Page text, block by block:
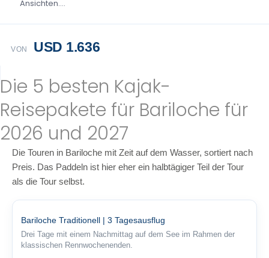
Ansichten....
VON USD 1.636
Die 5 besten Kajak-
Reisepakete für Bariloche für
2026 und 2027
Die Touren in Bariloche mit Zeit auf dem Wasser, sortiert nach
Preis. Das Paddeln ist hier eher ein halbtägiger Teil der Tour
als die Tour selbst.
Bariloche Traditionell | 3 Tagesausflug
Drei Tage mit einem Nachmittag auf dem See im Rahmen der
klassischen Rennwochenenden.